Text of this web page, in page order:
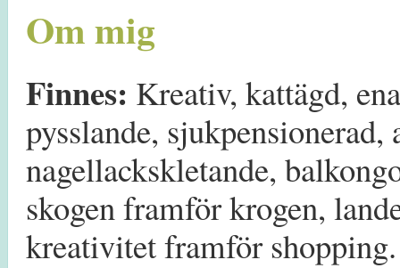
Om mig
Finnes: Kreativ, kattägd,
pysslande, sjukpensionerad,
nagellackskletande,
skogen framför krogen,
kreativitet framför shopping.